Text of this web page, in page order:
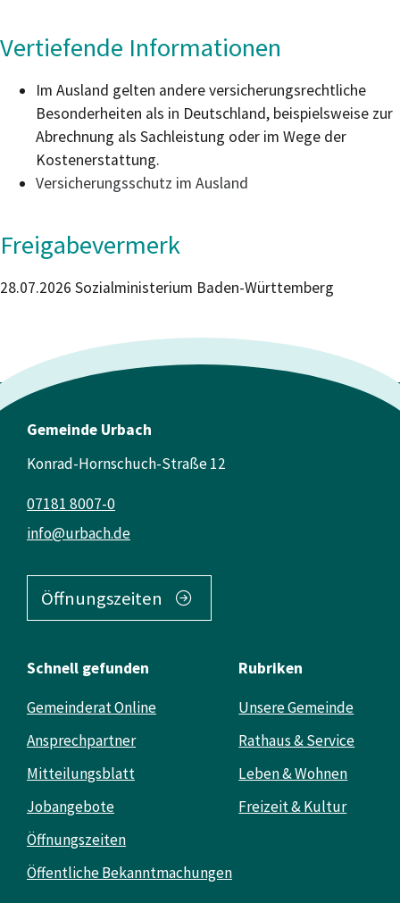
Vertiefende Informationen
Im Ausland gelten andere versicherungsrechtliche
Besonderheiten als in Deutschland, beispielsweise zur
Abrechnung als Sachleistung oder im Wege der
Kostenerstattung.
Versicherungsschutz im Ausland
Freigabevermerk
28.07.2026 Sozialministerium Baden-Württemberg
Gemeinde Urbach
Konrad-Hornschuch-Straße 12
info@urbach.de
07181 8007-0
Öffnungszeiten
Schnell gefunden
Gemeinderat Online
Ansprechpartner
Mitteilungsblatt
Jobangebote
Öffnungszeiten
Öffentliche Bekanntmachungen
Rubriken
Unsere Gemeinde
Rathaus & Service
Leben & Wohnen
Freizeit & Kultur